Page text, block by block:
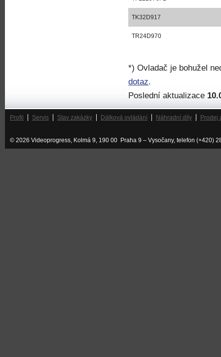
TK32D917
TR24D970
*) Ovladač je bohužel
dotaz.
Poslední aktualizace
Profil Servis Stav zakázky Dálková ovládání Náhradní díly Prodej
© 2026 Videoprogress, Kolmá 9, 190 00 Praha 9 – Vysočany, telefon (+420)